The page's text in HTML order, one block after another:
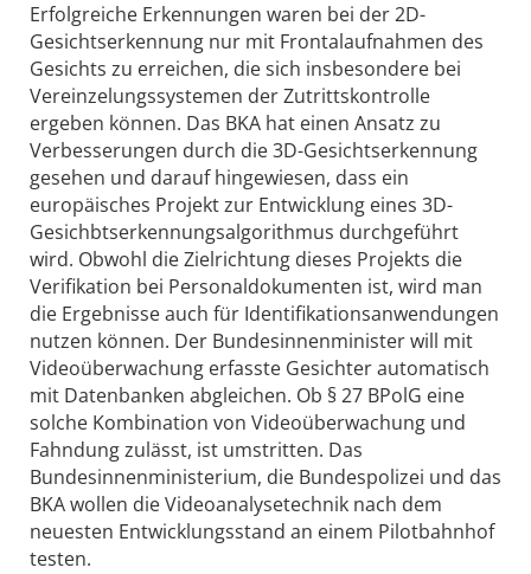
Erfolgreiche Erkennungen waren bei der 2D-
Gesichtserkennung nur mit Frontalaufnahmen des
Gesichts zu erreichen, die sich insbesondere bei
Vereinzelungssystemen der Zutrittskontrolle
ergeben können. Das BKA hat einen Ansatz zu
Verbesserungen durch die 3D-Gesichtserkennung
gesehen und darauf hingewiesen, dass ein
europäisches Projekt zur Entwicklung eines 3D-
Gesichbtserkennungsalgorithmus durchgeführt
wird. Obwohl die Zielrichtung dieses Projekts die
Verifikation bei Personaldokumenten ist, wird man
die Ergebnisse auch für Identifikationsanwendungen
nutzen können. Der Bundesinnenminister will mit
Videoüberwachung erfasste Gesichter automatisch
mit Datenbanken abgleichen. Ob § 27 BPolG eine
solche Kombination von Videoüberwachung und
Fahndung zulässt, ist umstritten. Das
Bundesinnenministerium, die Bundespolizei und das
BKA wollen die Videoanalysetechnik nach dem
neuesten Entwicklungsstand an einem Pilotbahnhof
testen.